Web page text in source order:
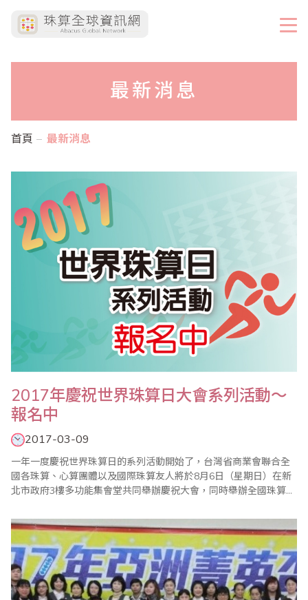
最新消息
首頁 最新消息
2017年慶祝世界珠算日大會系列活動～
報名中
2017-03-09
一年一度慶祝世界珠算日的系列活動開始了，台灣省商業會聯合全
國各珠算、心算團體以及國際珠算友人將於8月6日（星期日）在新
北市政府3樓多功能集會堂共同舉辦慶祝大會，同時舉辦全國珠算比
暨國際觀摩賽、祖孫樂活珠算趣味競賽等系列活動，歡迎踴躍報名
參加。 ＊201..